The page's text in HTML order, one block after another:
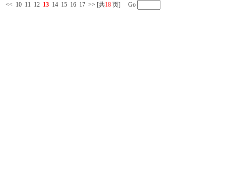
<< 10 11 12 13 14 15 16 17 >> [共18 页] Go